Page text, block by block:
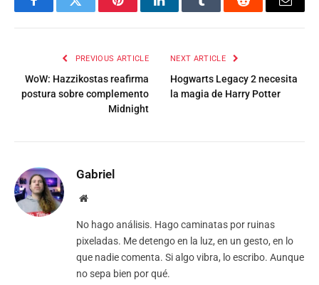
FacebookTwitter PinterestLinkedInTumblr Reddit Email
PREVIOUS ARTICLE
WoW: Hazzikostas reafirma
postura sobre complemento
Midnight
NEXT ARTICLE
Hogwarts Legacy 2 necesita
la magia de Harry Potter
Gabriel
Website
No hago análisis. Hago caminatas por ruinas
pixeladas. Me detengo en la luz, en un gesto, en lo
que nadie comenta. Si algo vibra, lo escribo. Aunque
no sepa bien por qué.